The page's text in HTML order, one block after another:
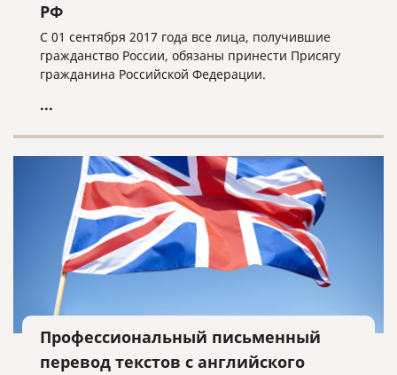
РФ
С 01 сентября 2017 года все лица, получившие
гражданство России, обязаны принести Присягу
гражданина Российской Федерации.
...
Профессиональный письменный
перевод текстов с английского